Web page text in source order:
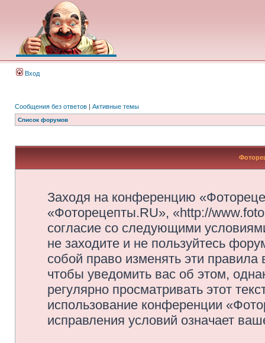
Вход
Сообщения без ответов | Активные темы
Список форумов
Заходя на конференцию
«Фоторецепты.RU», «http://
согласие со следующими
не заходите и не пользуйтесь
собой право изменять эти
чтобы уведомить вас об этом,
регулярно просматривать этот
использование конференции
исправления условий означает